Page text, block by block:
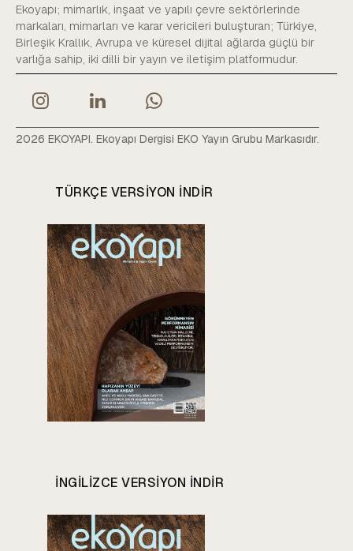
Ekoyapı; mimarlık, inşaat ve yapılı çevre sektörlerinde
markaları, mimarları ve karar vericileri buluşturan; Türkiye,
Birleşik Krallık, Avrupa ve küresel dijital ağlarda güçlü bir
varlığa sahip, iki dilli bir yayın ve iletişim platformudur.
2026 EKOYAPI. Ekoyapı Dergisi EKO Yayın Grubu Markasıdır.
TÜRKÇE VERSIYON INDIR
INGILIZCE VERSIYON INDIR